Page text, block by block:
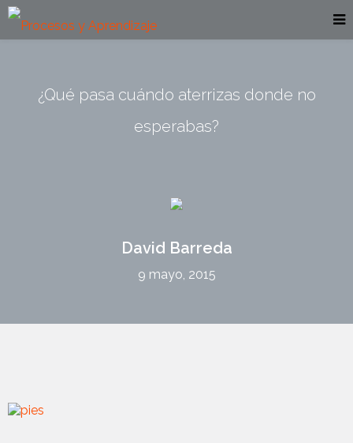
¿Qué pasa cuándo aterrizas donde no
esperabas?
David Barreda
9 mayo, 2015